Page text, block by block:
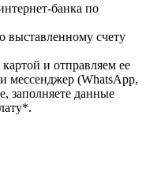
банка по
выставленному счету
и отправляем ее
мессенджер (WhatsApp,
заполняете данные